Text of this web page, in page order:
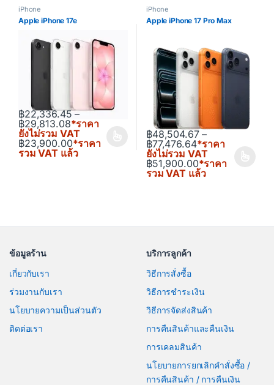
iPhone
Apple iPhone 17e
฿22,336.45 –
฿29,813.08Price range: ฿22,336.45 through ฿29,813.08
*ราคา
ยังไม่รวม VAT
฿23,900.00*ราคา
รวม VAT แล้ว
This product has multiple variants. The options may be chosen
iPhone
Apple iPhone 17 Pro Max
฿48,504.67 –
฿77,476.64Price range: ฿
*ราคา
ยังไม่รวม VAT
฿51,900.00*ราคา
รวม VAT แล้ว
This product has multiple
ข้อมูลร้าน
เกี่ยวกับเรา
ร่วมงานกับเรา
นโยบายความเป็นส่วนตัว
ติดต่อเรา
บริการลูกค้า
วิธีการสั่งซื้อ
วิธีการชำระเงิน
วิธีการจัดส่งสินค้า
การคืนสินค้าและคืนเงิน
การเคลมสินค้า
นโยบายการยกเลิกคำสั่งซื้อ /
การคืนสินค้า / การคืนเงิน